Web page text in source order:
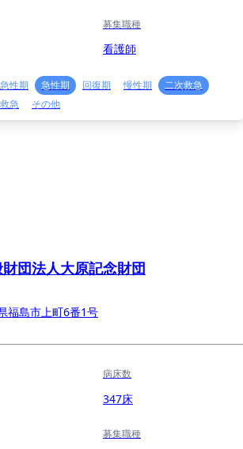
募集職種
看護師
性期 急性期 回復期 慢性期
二次救急
急
その他
団法人大原記念財団
福島市上町6番1号
病床数
347床
募集職種